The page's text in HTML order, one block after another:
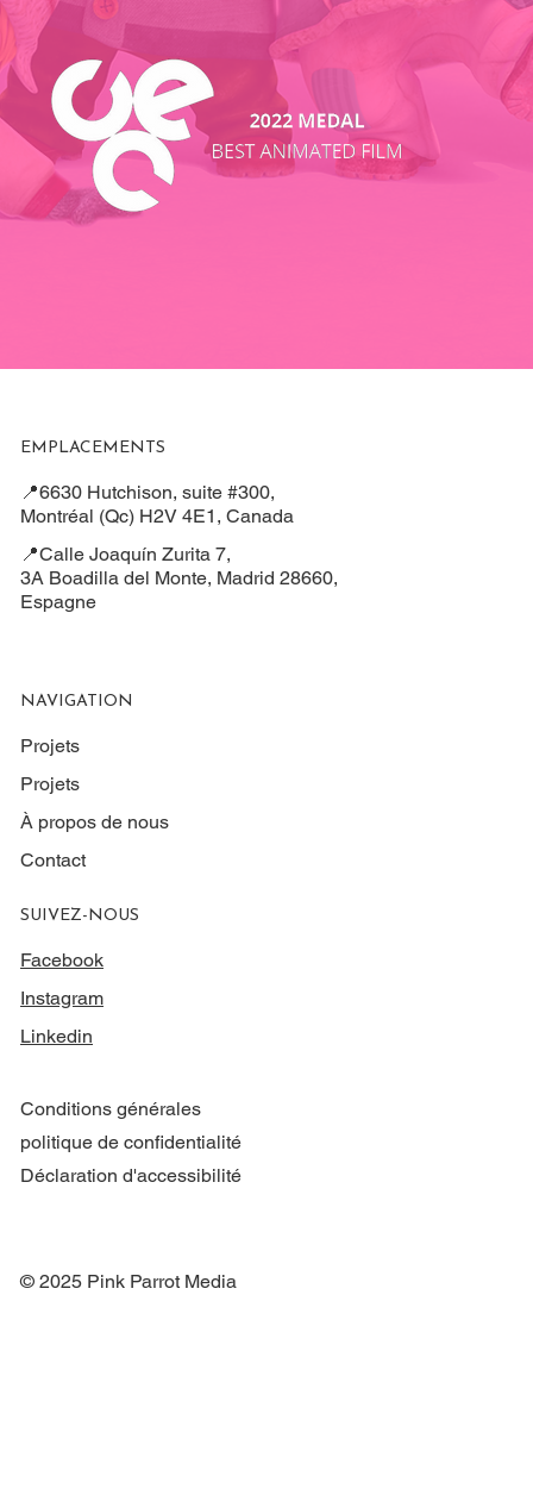
EMPLACEMENTS
📍6630 Hutchison, suite #300,
Montréal (Qc) H2V 4E1, Canada
📍Calle Joaquín Zurita 7,
3A Boadilla del Monte, Madrid 28660,
Espagne
NAVIGATION
Projets
À propos de nous
Projets
Contact
SUIVEZ-NOUS
Facebook
Instagram
Linkedin
Conditions générales
politique de confidentialité
Déclaration d'accessibilité
© 2025 Pink Parrot Media